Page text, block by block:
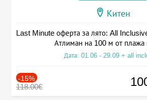
Китен
Last Minute оферта за лято: All
Атлиман на 100 м от плажа
Дата: 01.06 - 29.09 + all
-15%
118.00€